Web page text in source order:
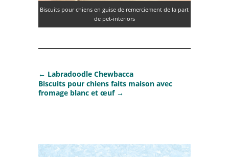
Biscuits pour chiens en guise de remerciement de la part
de pet-interiors
← Labradoodle Chewbacca
Biscuits pour chiens faits maison avec
fromage blanc et œuf→